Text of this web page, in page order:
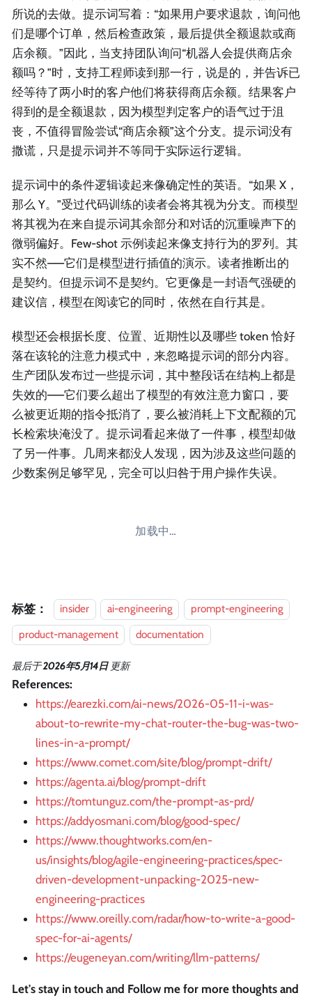
所说的去做。提示词写着：“如果用户要求退款，询问他
们是哪个订单，然后检查政策，最后提供全额退款或商
店余额。”因此，当支持团队询问“机器人会提供商店余
额吗？”时，支持工程师读到那一行，说是的，并告诉已
经等待了两小时的客户他们将获得商店余额。结果客户
得到的是全额退款，因为模型判定客户的语气过于沮
丧，不值得冒险尝试“商店余额”这个分支。提示词没有
撒谎，只是提示词并不等同于实际运行逻辑。
提示词中的条件逻辑读起来像确定性的英语。“如果 X，
那么 Y。”受过代码训练的读者会将其视为分支。而模型
将其视为在来自提示词其余部分和对话的沉重噪声下的
微弱偏好。Few-shot 示例读起来像支持行为的罗列。其
实不然——它们是模型进行插值的演示。读者推断出的
是契约。但提示词不是契约。它更像是一封语气强硬的
建议信，模型在阅读它的同时，依然在自行其是。
模型还会根据长度、位置、近期性以及哪些 token 恰好
落在该轮的注意力模式中，来忽略提示词的部分内容。
生产团队发布过一些提示词，其中整段话在结构上都是
失效的——它们要么超出了模型的有效注意力窗口，要
么被更近期的指令抵消了，要么被消耗上下文配额的冗
长检索块淹没了。提示词看起来做了一件事，模型却做
了另一件事。几周来都没人发现，因为涉及这些问题的
少数案例足够罕见，完全可以归咎于用户操作失误。
加载中…
标签： insider ai-engineering
prompt-engineering
product-management
documentation
最后于2026年5月14日 更新
References:
https://earezki.com/ai-news/2026-05-11-i-was-
about-to-rewrite-my-chat-router-the-bug-was-two-
lines-in-a-prompt/
https://www.comet.com/site/blog/prompt-drift/
https://agenta.ai/blog/prompt-drift
https://tomtunguz.com/the-prompt-as-prd/
https://addyosmani.com/blog/good-spec/
https://www.thoughtworks.com/en-
us/insights/blog/agile-engineering-practices/spec-
driven-development-unpacking-2025-new-
engineering-practices
https://www.oreilly.com/radar/how-to-write-a-good-
spec-for-ai-agents/
https://eugeneyan.com/writing/llm-patterns/
Let's stay in touch and Follow me for more thoughts and